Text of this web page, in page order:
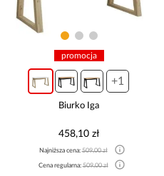
promocja
+1
Biurko Iga
458,10 zł
Najniższa cena:509,00 zł
Cena regularna:509,00 zł